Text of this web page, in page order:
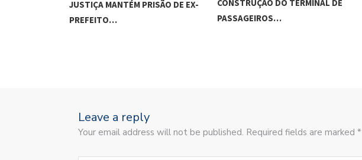
JUSTIÇA MANTÉM PRISÃO DE EX-
PREFEITO…
CONSTRUÇÃO DO TERMINAL DE
PASSAGEIROS…
Leave a reply
Your email address will not be published. Required fields are marked *